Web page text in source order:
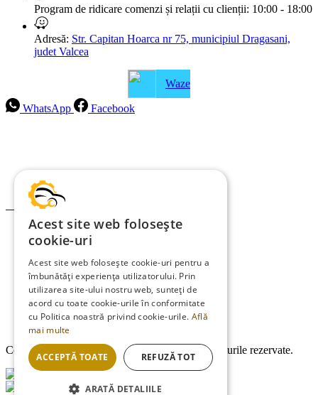
Program de ridicare comenzi și relații cu clienții: 10:00 - 18:00
Adresă: Str. Capitan Hoarca nr 75, municipiul Dragasani,
judet Valcea
Waze
WhatsApp
Facebook
Politica de ramburs și retur
Formular de retur
Garanții
Termeni și condiții
Politica de Cookies
Politica de confidențialitate
Copyright © 2013-2026
EDMauto.roToate drepturile rezervate.
Acest site web folosește
cookie-uri
Acest site web folosește cookie-uri pentru a
îmbunătăți experiența utilizatorului. Prin
utilizarea site-ului nostru web, sunteți de
acord cu toate cookie-urile în conformitate
cu Politica noastră privind cookie-urile. Află
mai multe
ACCEPTĂ TOATE REFUZĂ TOT
ARATĂ DETALIILE